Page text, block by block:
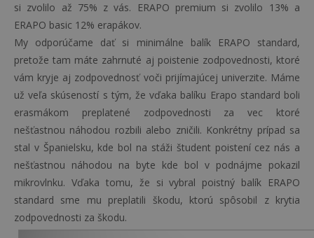
si zvolilo až 75% z vás. ERAPO premium si zvolilo 13% a
ERAPO basic 12% erapákov.
My odporúčame dať si minimálne balík ERAPO standard,
pretože tam máte zahrnuté aj poistenie zodpovednosti, ktoré
vám kryje aj zodpovednosť voči prijímajúcej univerzite. Máme
už veľa skúseností s tým, že vďaka balíku Erapo standard boli
erasmákom preplatené zodpovednosti za vec ktoré
nešťastnou náhodou rozbili alebo zničili. Konkrétny prípad sa
stal v Španielsku, kde bol na stáži študent poistení cez nás a
nešťastnou náhodou na byte kde bol v podnájme pokazil
mikrovlnku. Vďaka tomu, že si vybral poistný balík ERAPO
standard sme mu preplatili škodu, ktorú spôsobil z krytia
zodpovednosti za škodu.